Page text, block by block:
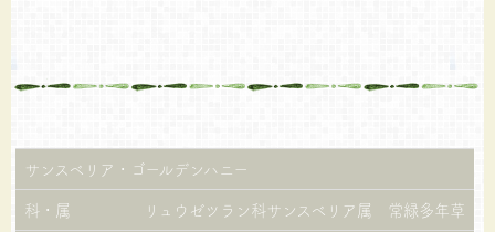
サンスベリア・ゴールデンハニー
科・属
リュウゼツラン科サンスベリア属 常緑多年草